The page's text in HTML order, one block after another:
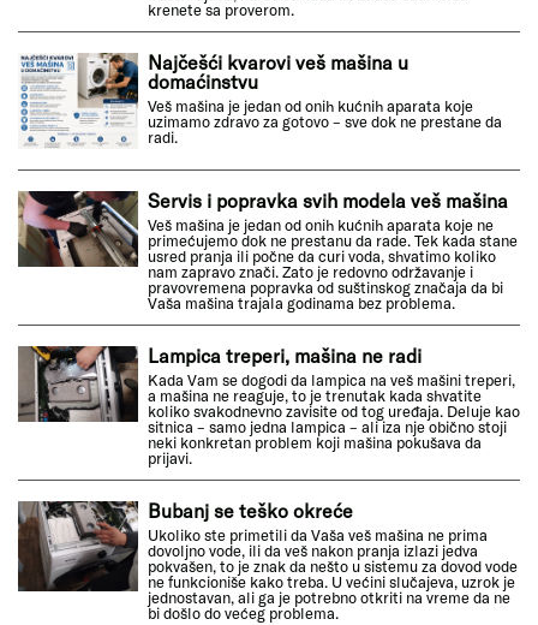
krenete sa proverom.
Najčešći kvarovi veš mašina u
domaćinstvu
Veš mašina je jedan od onih kućnih aparata koje
uzimamo zdravo za gotovo – sve dok ne prestane da
radi.
Servis i popravka svih modela veš mašina
Veš mašina je jedan od onih kućnih aparata koje ne
primećujemo dok ne prestanu da rade. Tek kada stane
usred pranja ili počne da curi voda, shvatimo koliko
nam zapravo znači. Zato je redovno održavanje i
pravovremena popravka od suštinskog značaja da bi
Vaša mašina trajala godinama bez problema.
Lampica treperi, mašina ne radi
Kada Vam se dogodi da lampica na veš mašini treperi,
a mašina ne reaguje, to je trenutak kada shvatite
koliko svakodnevno zavisite od tog uređaja. Deluje kao
sitnica – samo jedna lampica – ali iza nje obično stoji
neki konkretan problem koji mašina pokušava da
prijavi.
Bubanj se teško okreće
Ukoliko ste primetili da Vaša veš mašina ne prima
dovoljno vode, ili da veš nakon pranja izlazi jedva
pokvašen, to je znak da nešto u sistemu za dovod vode
ne funkcioniše kako treba. U većini slučajeva, uzrok je
jednostavan, ali ga je potrebno otkriti na vreme da ne
bi došlo do većeg problema.